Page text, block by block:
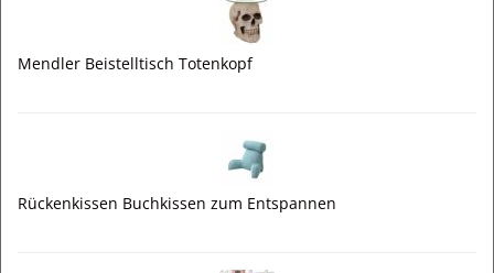
Mendler Beistelltisch Totenkopf
Rückenkissen Buchkissen zum Entspannen